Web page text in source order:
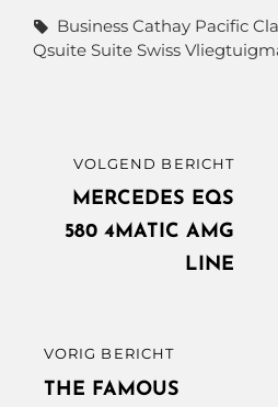
Tags,
Business Cathay Pacific
Qsuite Suite Swiss
Bericht
navigatie
VORIG
BERICHT
VORIG BERICHT
THE FAMOUS
VOLGEND
BERICHT
VOLGEND BERICHT
MERCEDES EQS
580 4MATIC AMG
LINE